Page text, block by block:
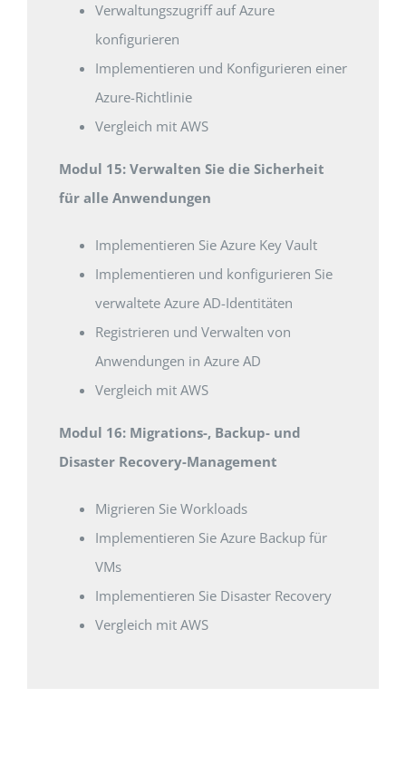
Verwaltungszugriff auf Azure
konfigurieren
Implementieren und Konfigurieren einer
Azure-Richtlinie
Vergleich mit AWS
Modul 15: Verwalten Sie die Sicherheit
für alle Anwendungen
Implementieren Sie Azure Key Vault
Implementieren und konfigurieren Sie
verwaltete Azure AD-Identitäten
Registrieren und Verwalten von
Anwendungen in Azure AD
Vergleich mit AWS
Modul 16: Migrations-, Backup- und
Disaster Recovery-Management
Migrieren Sie Workloads
Implementieren Sie Azure Backup für
VMs
Implementieren Sie Disaster Recovery
Vergleich mit AWS